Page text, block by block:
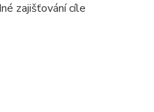
zajišťování cíle